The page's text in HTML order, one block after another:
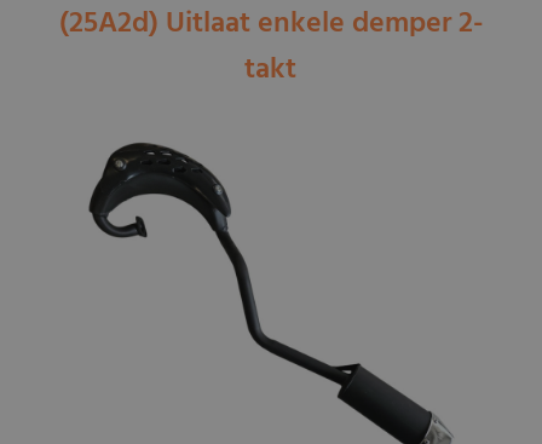
(25A2d) Uitlaat enkele demper 2-
takt